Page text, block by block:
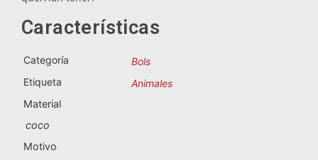
Souvenirs de España
Souvenirs de Portugal
Características
Categoría
Bols
Etiqueta
Animales
Material
coco
Motivo